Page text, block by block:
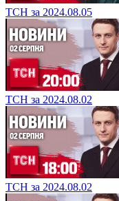
ТСН за 2024.08.05
ТСН за 2024.08.02
ТСН за 2024.08.02